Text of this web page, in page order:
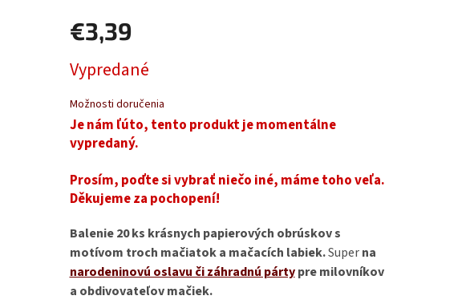
€3,39
cena:
Vypredané
Možnosti doručenia
Je nám ľúto, tento produkt je momentálne
vypredaný.
Prosím, poďte si vybrať niečo iné, máme toho veľa.
Děkujeme za pochopení!
Balenie 20 ks krásnych papierových obrúskov s
motívom troch mačiatok a mačacích labiek.Superna
narodeninovú oslavu či záhradnú párty pre milovníkov
a obdivovateľov mačiek.